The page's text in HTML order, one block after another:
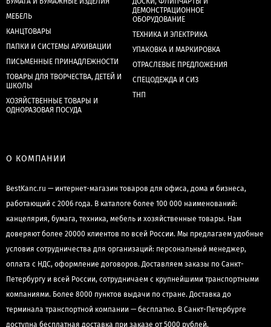
МЕБЕЛЬ
КАНЦТОВАРЫ
ПАПКИ И СИСТЕМЫ АРХИВАЦИИ
ПИСЬМЕННЫЕ ПРИНАДЛЕЖНОСТИ
ТОВАРЫ ДЛЯ ТВОРЧЕСТВА, ДЕТЕЙ И
ШКОЛЫ
ХОЗЯЙСТВЕННЫЕ ТОВАРЫ И
ОДНОРАЗОВАЯ ПОСУДА
ДЕМОНСТРАЦИОННОЕ
ОБОРУДОВАНИЕ
ТЕХНИКА И ЭЛЕКТРИКА
УПАКОВКА И МАРКИРОВКА
ОТРАСЛЕВЫЕ ПРЕДЛОЖЕНИЯ
СПЕЦОДЕЖДА И СИЗ
ТНП
О КОМПАНИИ
BestKanc.ru — интернет-магазин товаров для офиса, дома и бизнеса,
работающий с 2006 года. В каталоге более 100 000 наименований:
канцелярия, бумага, техника, мебель и хозяйственные товары. Нам
доверяют более 20000 клиентов по всей России. Мы предлагаем удобные
условия сотрудничества для организаций: персональный менеджер,
оплата с НДС, оформление договоров. Доставляем заказы по Санкт-
Петербургу и всей России, сотрудничаем с крупнейшими транспортными
компаниями. Более 8000 пунктов выдачи по стране. Доставка до
терминала транспортной компании — бесплатно. В Санкт-Петербурге
доступна бесплатная доставка при заказе от 5000 рублей.